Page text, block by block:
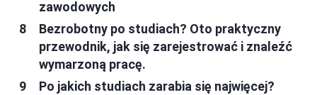
zawodowych
Bezrobotny po studiach? Oto praktyczny
przewodnik, jak się zarejestrować i znaleźć
wymarzoną pracę.
Po jakich studiach zarabia się najwięcej?